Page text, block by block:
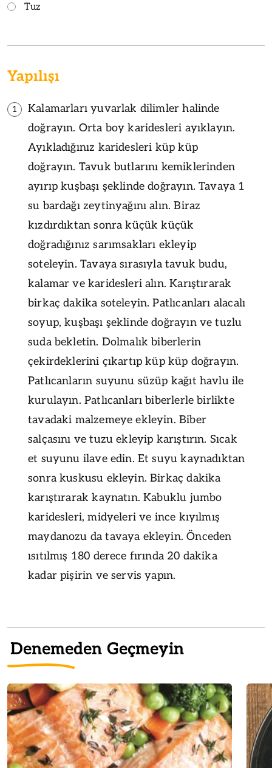
Tuz
Yapılışı
1
Kalamarları yuvarlak dilimler halinde
doğrayın. Orta boy karidesleri ayıklayın.
Ayıkladığınız karidesleri küp küp
doğrayın. Tavuk butlarını kemiklerinden
ayırıp kuşbaşı şeklinde doğrayın. Tavaya 1
su bardağı zeytinyağını alın. Biraz
kızdırdıktan sonra küçük küçük
doğradığınız sarımsakları ekleyip
soteleyin. Tavaya sırasıyla tavuk budu,
kalamar ve karidesleri alın. Karıştırarak
birkaç dakika soteleyin. Patlıcanları alacalı
soyup, kuşbaşı şeklinde doğrayın ve tuzlu
suda bekletin. Dolmalık biberlerin
çekirdeklerini çıkartıp küp küp doğrayın.
Patlıcanların suyunu süzüp kağıt havlu ile
kurulayın. Patlıcanları biberlerle birlikte
tavadaki malzemeye ekleyin. Biber
salçasını ve tuzu ekleyip karıştırın. Sıcak
et suyunu ilave edin. Et suyu kaynadıktan
sonra kuskusu ekleyin. Birkaç dakika
karıştırarak kaynatın. Kabuklu jumbo
karidesleri, midyeleri ve ince kıyılmış
maydanozu da tavaya ekleyin. Önceden
ısıtılmış 180 derece fırında 20 dakika
kadar pişirin ve servis yapın.
Denemeden Geçmeyin